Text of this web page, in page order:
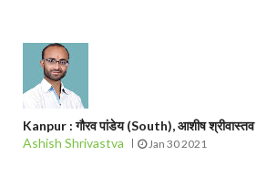
Kanpur : गौरव पांडेय (South), आशीष
Ashish Shrivastva
Jan 30 2021